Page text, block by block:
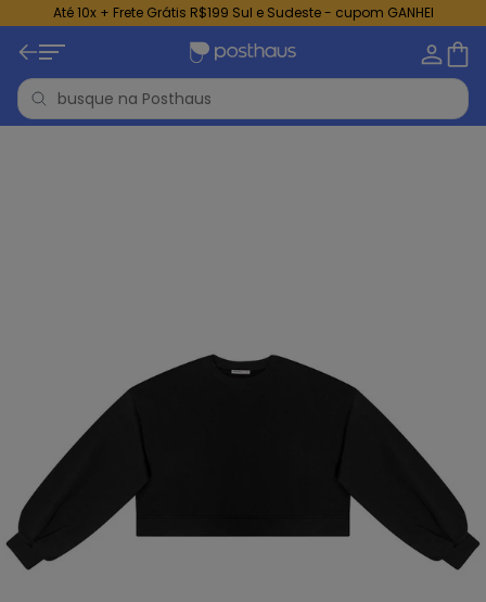
Até 10x + Frete Grátis R$199 Sul e Sudeste - cupom GANHEI